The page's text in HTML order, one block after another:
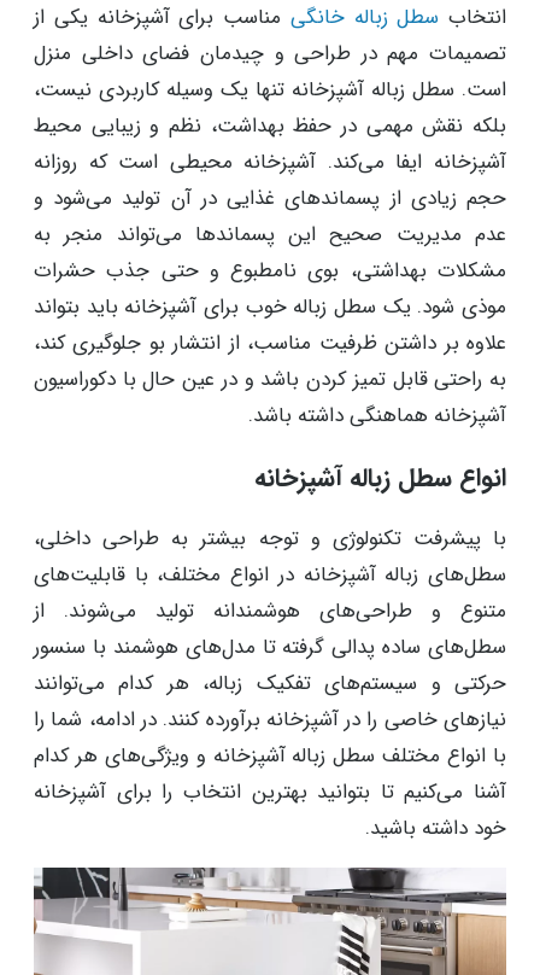
انتخابسطل زباله خانگیمناسب برای آشپزخانه یکی از
تصمیمات مهم در طراحی و چیدمان فضای داخلی منزل
است. سطل زباله آشپزخانه تنها یک وسیله کاربردی نیست،
بلکه نقش مهمی در حفظ بهداشت، نظم و زیبایی محیط
آشپزخانه ایفا می‌کند. آشپزخانه محیطی است که روزانه
حجم زیادی از پسماندهای غذایی در آن تولید می‌شود و
عدم مدیریت صحیح این پسماندها می‌تواند منجر به
مشکلات بهداشتی، بوی نامطبوع و حتی جذب حشرات
موذی شود. یک سطل زباله خوب برای آشپزخانه باید بتواند
علاوه بر داشتن ظرفیت مناسب، از انتشار بو جلوگیری کند،
به راحتی قابل تمیز کردن باشد و در عین حال با دکوراسیون
آشپزخانه هماهنگی داشته باشد.
انواع سطل زباله آشپزخانه
با پیشرفت تکنولوژی و توجه بیشتر به طراحی داخلی،
سطل‌های زباله آشپزخانه در انواع مختلف، با قابلیت‌های
متنوع و طراحی‌های هوشمندانه تولید می‌شوند. از
سطل‌های ساده پدالی گرفته تا مدل‌های هوشمند با سنسور
حرکتی و سیستم‌های تفکیک زباله، هر کدام می‌توانند
نیازهای خاصی را در آشپزخانه برآورده کنند. در ادامه، شما را
با انواع مختلف سطل زباله آشپزخانه و ویژگی‌های هر کدام
آشنا می‌کنیم تا بتوانید بهترین انتخاب را برای آشپزخانه
خود داشته باشید.